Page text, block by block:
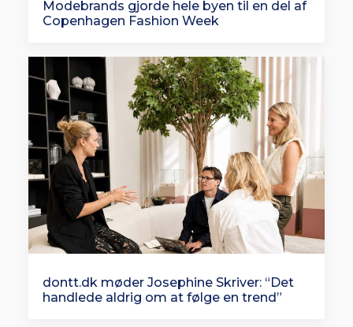
Modebrands gjorde hele byen til en del af
Copenhagen Fashion Week
dontt.dk møder Josephine Skriver: “Det
handlede aldrig om at følge en trend”